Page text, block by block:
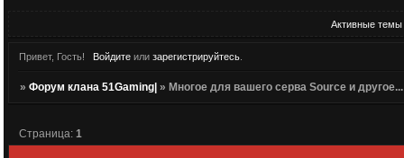
Активные темы
Привет, Гость! Войдитеили зарегистрируйтесь.
»Форум клана 51Gaming| » Многое для вашего серва Source и другое...
Страница:1